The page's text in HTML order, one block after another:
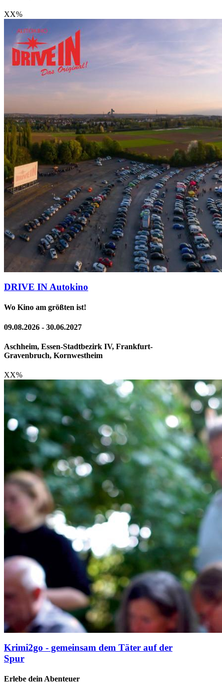
XX%
DRIVE IN Autokino
Wo Kino am größten ist!
09.08.2026 - 30.06.2027
Aschheim, Essen-Stadtbezirk IV, Frankfurt-
Gravenbruch, Kornwestheim
XX%
Krimi2go - gemeinsam dem Täter auf der
Spur
Erlebe dein Abenteuer